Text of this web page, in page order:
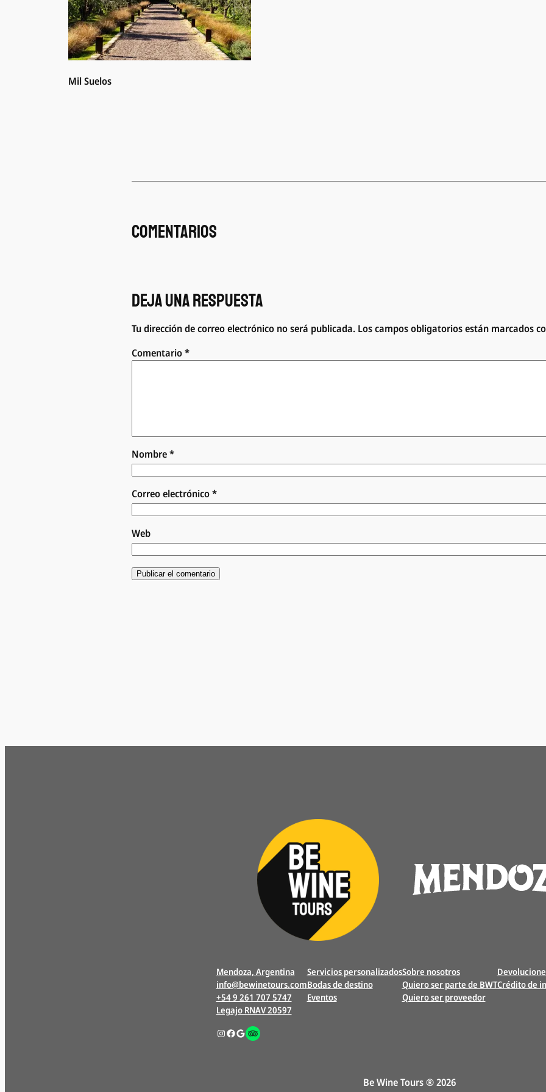
Mil Suelos
Comentarios
Deja una respuesta
Tu dirección de correo electrónico no será publicada. Los campos obligatorios están marcados
Comentario*
Nombre*
Correo electrónico*
Web
Mendoza, Argentina
info@bewinetours.com
+54 9 261 707 5747
Legajo RNAV 20597
Instagram
Facebook
Google
Enlace
Servicios personalizados
Bodas de destino
Eventos
Sobre nosotros
Quiero ser parte de BWT
Quiero ser proveedor
Crédito de
Be Wine Tours ® 2026